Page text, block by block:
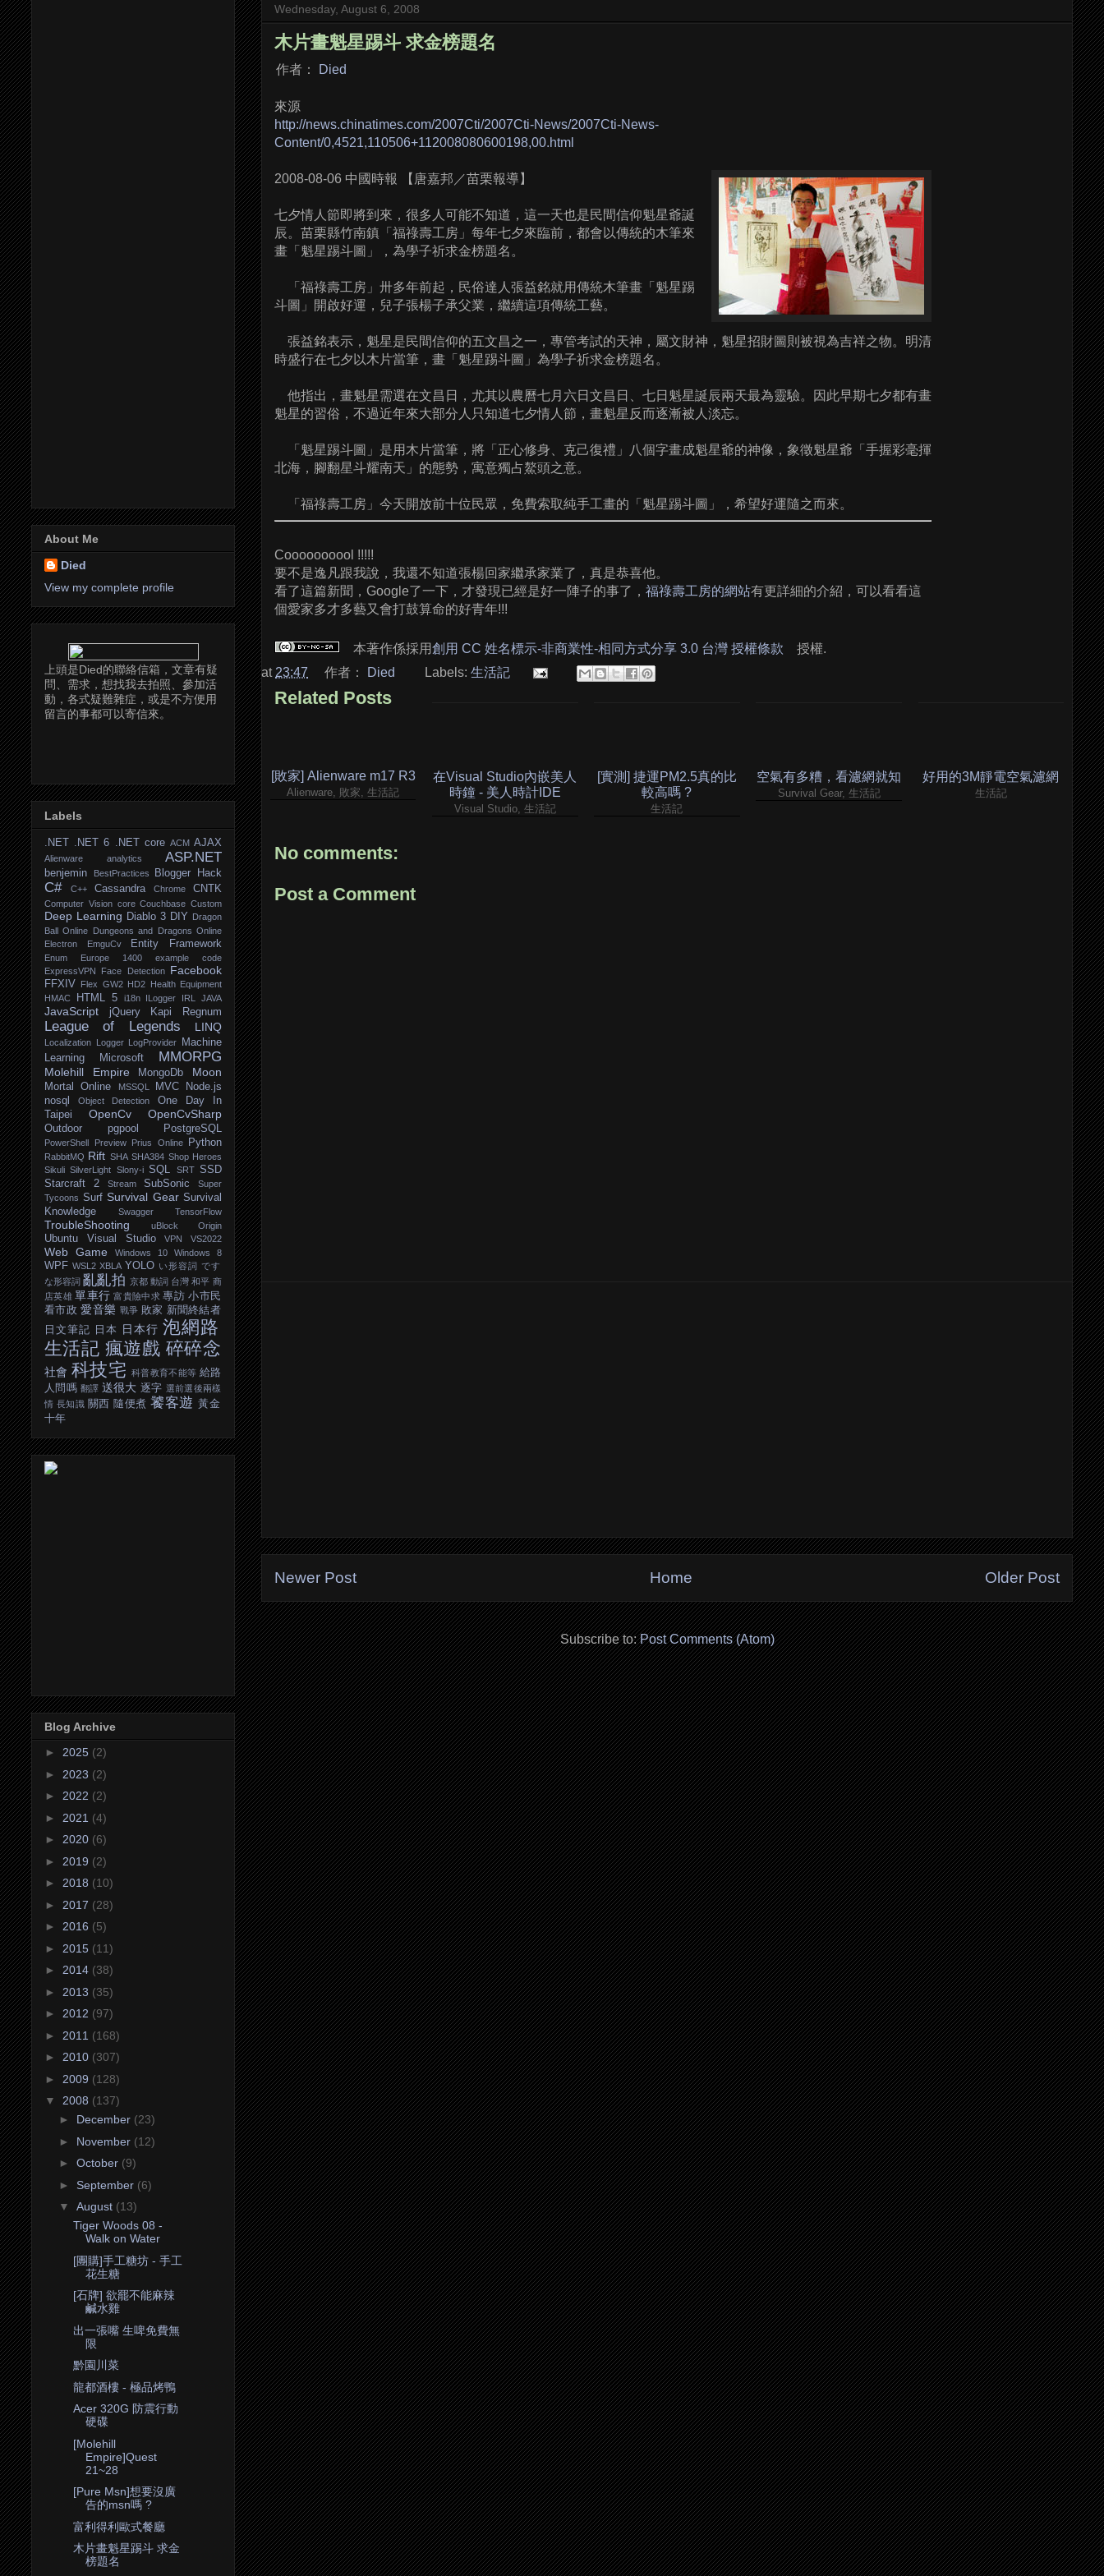
Wednesday, August 6, 2008
木片畫魁星踢斗 求金榜題名
作者： Died
來源
http://news.chinatimes.com/2007Cti/2007Cti-News/2007Cti-News-
Content/0,4521,110506+112008080600198,00.html
2008-08-06 中國時報 【唐嘉邦／苗栗報導】
七夕情人節即將到來，很多人可能不知道，這一天也是民間信仰魁星爺誕
辰。苗栗縣竹南鎮「福祿壽工房」每年七夕來臨前，都會以傳統的木筆來
畫「魁星踢斗圖」，為學子祈求金榜題名。
「福祿壽工房」卅多年前起，民俗達人張益銘就用傳統木筆畫「魁星踢
斗圖」開啟好運，兒子張楊子承父業，繼續這項傳統工藝。
張益銘表示，魁星是民間信仰的五文昌之一，專管考試的天神，屬文財神，魁星招財圖則被視為吉祥之物。明清
時盛行在七夕以木片當筆，畫「魁星踢斗圖」為學子祈求金榜題名。
他指出，畫魁星需選在文昌日，尤其以農曆七月六日文昌日、七日魁星誕辰兩天最為靈驗。因此早期七夕都有畫
魁星的習俗，不過近年來大部分人只知道七夕情人節，畫魁星反而逐漸被人淡忘。
「魁星踢斗圖」是用木片當筆，將「正心修身、克己復禮」八個字畫成魁星爺的神像，象徵魁星爺「手握彩毫揮
北海，腳翻星斗耀南天」的態勢，寓意獨占鰲頭之意。
「福祿壽工房」今天開放前十位民眾，免費索取純手工畫的「魁星踢斗圖」，希望好運隨之而來。
Coooooooool !!!!!
要不是逸凡跟我說，我還不知道張楊回家繼承家業了，真是恭喜他。
看了這篇新聞，Google了一下，才發現已經是好一陣子的事了， 福祿壽工房的網站有更詳細的介紹，可以看看這
個愛家多才多藝又會打鼓算命的好青年!!!
本著作係採用創用 CC 姓名標示-非商業性-相同方式分享 3.0 台灣 授權條款
授權.
at 23:47 作者： Died Labels: 生活記
Related Posts
[敗家] Alienware m17 R3
Alienware, 敗家, 生活記
在Visual Studio內嵌美人
時鐘 - 美人時計IDE
Visual Studio, 生活記
[實測] 捷運PM2.5真的比
較高嗎 ?
生活記
空氣有多糟，看濾網就知
Survival Gear, 生活記
好用的3M靜電空氣濾網
生活記
No comments:
Post a Comment
Newer Post Older Post
Home
Subscribe to:Post Comments (Atom)
About Me
Died
View my complete profile
上頭是Died的聯絡信箱，文章有疑
問、需求，想找我去拍照、參加活
動，各式疑難雜症，或是不方便用
留言的事都可以寄信來。
Labels
.NET .NET 6 .NET core ACM AJAX
Alienware analytics ASP.NET
benjemin BestPractices Blogger Hack
C# C++ Cassandra Chrome CNTK
Computer Vision core Couchbase Custom
Deep Learning Diablo 3 DIY Dragon
Ball Online Dungeons and Dragons Online
Electron
EmguCv Entity Framework
Enum Europe 1400
example code
ExpressVPN
Face Detection Facebook
FFXIV Flex GW2 HD2 Health Equipment
HMAC
HTML 5 i18n ILogger IRL JAVA
JavaScript jQuery Kapi Regnum
League of Legends LINQ
Localization Logger LogProvider
Machine
Learning
Microsoft MMORPG
Molehill Empire MongoDb Moon
Mortal Online MSSQL MVC
Node.js
nosql
Object Detection
One Day In
Taipei
OpenCv OpenCvSharp
Outdoor pgpool PostgreSQL
PowerShell Preview Prius Online Python
RabbitMQ Rift SHA SHA384 Shop Heroes
Sikuli SilverLight Slony-i SQL SRT SSD
Starcraft 2
Stream SubSonic
Super
Tycoons Surf Survival Gear Survival
Knowledge
Swagger TensorFlow
TroubleShooting uBlock Origin
Ubuntu Visual Studio VPN VS2022
Web Game Windows 10 Windows 8
WPF WSL2 XBLA YOLO い形容詞 です
な形容詞 亂亂拍 京都 動詞 台灣 和平 商
店英雄 單車行 富貴險中求 專訪 小市民
看市政 愛音樂 戰爭 敗家 新聞終結者
日文筆記
日本 日本行 泡網路
生活記 瘋遊戲 碎碎念
社會 科技宅 科普教育不能等 給路
人問嗎 翻譯 送很大 逐字 選前選後兩樣
情 長知識 關西 隨便煮 饕客遊 黃金
十年
Blog Archive
► 2025 (2)
► 2023 (2)
► 2022 (2)
► 2021 (4)
► 2020 (6)
► 2019 (2)
► 2018 (10)
► 2017 (28)
► 2016 (5)
► 2015 (11)
► 2014 (38)
► 2013 (35)
► 2012 (97)
► 2011 (168)
► 2010 (307)
► 2009 (128)
▼ 2008 (137)
► December (23)
► November (12)
► October (9)
► September (6)
▼ August (13)
Tiger Woods 08 -
Walk on Water
[團購]手工糖坊 - 手工
花生糖
[石牌] 欲罷不能麻辣
鹹水雞
出一張嘴 生啤免費無
限
黔園川菜
龍都酒樓 - 極品烤鴨
Acer 320G 防震行動
硬碟
[Molehill
Empire]Quest
21~28
[Pure Msn]想要沒廣
告的msn嗎 ?
富利得利歐式餐廳
木片畫魁星踢斗 求金
榜題名